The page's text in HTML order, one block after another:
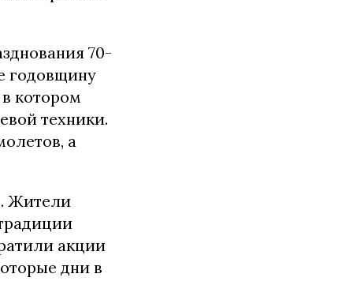
70-
годовщину
котором
техники.
а
Жители
акции
дни в